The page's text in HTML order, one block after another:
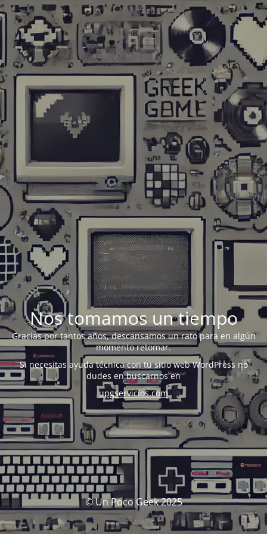
Nos tomamos un tiempo
Gracias por tantos años, descansamos un rato para en algún
momento retomar.
Si necesitas ayuda técnica con tu sitio web WordPress no
dudes en buscarnos en
upgservicios.com
© Un Poco Geek 2025